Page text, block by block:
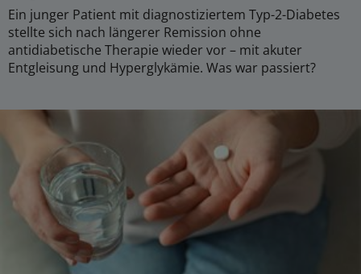
Ein junger Patient mit diagnostiziertem Typ-2-Diabetes
stellte sich nach längerer Remission ohne
antidiabetische Therapie wieder vor – mit akuter
Entgleisung und Hyperglykämie. Was war passiert?